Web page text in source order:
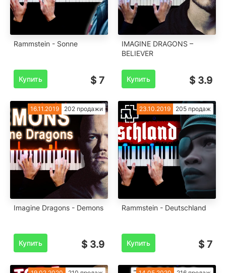
Rammstein - Sonne
Купить $ 7
IMAGINE DRAGONS –
BELIEVER
Купить $ 3.9
16.11.2019 202 продажи
Imagine Dragons - Demons
Купить $ 3.9
23.10.2019 205 продаж
Rammstein - Deutschland
Купить $ 7